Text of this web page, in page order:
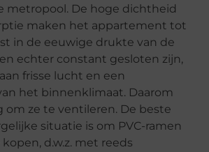
metropool. De hoge dichtheid
maken het appartement tot
in de eeuwige drukte van de
echter constant gesloten zijn,
frisse lucht en een
het binnenklimaat. Daarom
ze te ventileren. De beste
situatie is om PVC-ramen
d.w.z. met reeds